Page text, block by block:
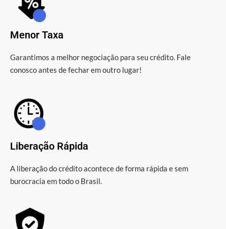
Menor Taxa
Garantimos a melhor negociação para seu crédito. Fale
conosco antes de fechar em outro lugar!
Liberação Rápida
A liberação do crédito acontece de forma rápida e sem
burocracia em todo o Brasil.